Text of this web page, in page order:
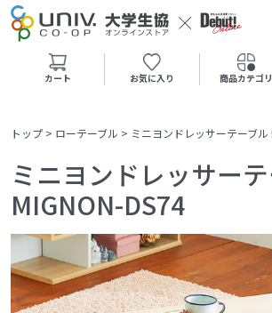
カート お気に入り 商品カテゴリ
トップ > ローテーブル > ミニヨンドレッサーテーブル
ミニヨンドレッサー
MIGNON-DS74